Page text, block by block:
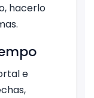
hacerlo
e